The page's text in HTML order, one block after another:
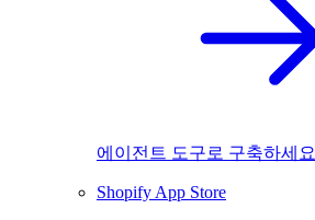
에이전트 도구로 구축하세요
Shopify App Store